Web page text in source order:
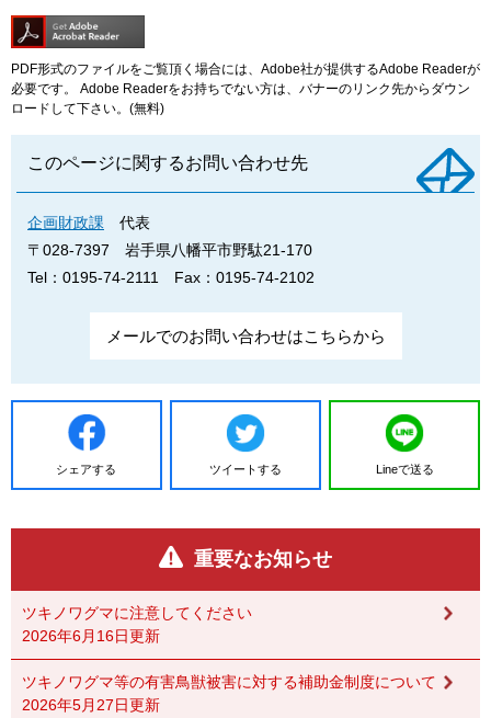
PDF形式のファイルをご覧頂く場合には、Adobe社が提供するAdobe Readerが
必要です。
Adobe Readerをお持ちでない方は、バナーのリンク先からダウン
ロードして下さい。(無料)
このページに関するお問い合わせ先
企画財政課
代表
〒028-7397
岩手県八幡平市野駄21-170
Tel：0195-74-2111
Fax：0195-74-2102
メールでのお問い合わせはこちらから
シェアする ツイートする Lineで送る
重要なお知らせ
ツキノワグマに注意してください
2026年6月16日更新
ツキノワグマ等の有害鳥獣被害に対する補助金制度について
2026年5月27日更新